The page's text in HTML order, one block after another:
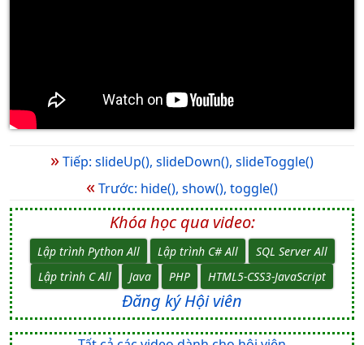
»Tiếp: slideUp(), slideDown(), slideToggle()
«Trước: hide(), show(), toggle()
Khóa học qua video:
Lập trình Python All Lập trình C# All
SQL Server All
Lập trình C All
Java PHP HTML5-CSS3-JavaScript
Đăng ký Hội viên